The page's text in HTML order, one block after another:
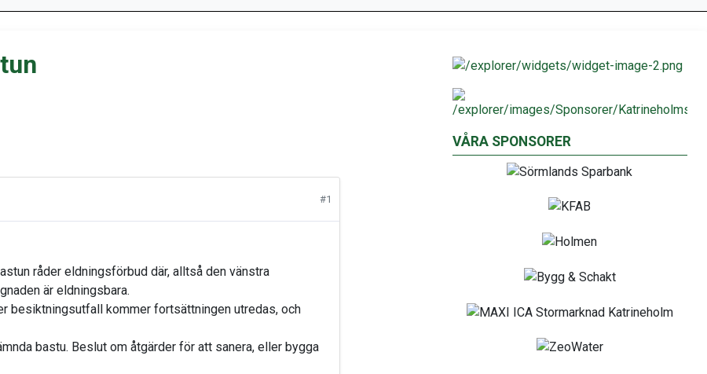
#1
råder eldningsförbud där, alltså den vänstra
är eldningsbara.
besiktningsutfall kommer fortsättningen utredas, och
bastu. Beslut om åtgärder för att sanera, eller bygga
VÅRA SPONSORER